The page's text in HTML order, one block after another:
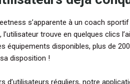
s’apparente à un coach
trouve en quelques clics
équipements disponibles, plus de
disposition !
d’utilisateurs réguliers, notre